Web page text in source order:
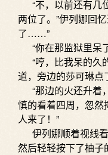
“不，以前还有几
两位了。”伊列娜回
了……”
“你在那监狱里呆
“哼，比我呆的久
道，旁边的莎可琳点
“那边的火还升着
慎的看着四周，忽然
人来了！”
伊列娜顺着视线看
然后轻轻按下了柚子